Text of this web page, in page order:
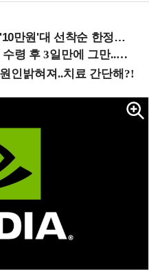
원'대 선착순 한정판매!